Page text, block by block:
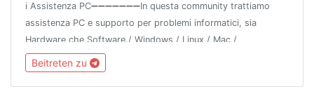
ℹ️ Assistenza PC➖➖➖➖➖➖➖In questa community trattiamo
assistenza PC e supporto per problemi informatici, sia
Hardware che Software./ Windows / Linux / Mac /
Raspberry🔹In Offtopic trattiamo videogiochi➖➖➖➖➖➖➖🌐
Network: @gamingitaliangroup
Beitreten zu